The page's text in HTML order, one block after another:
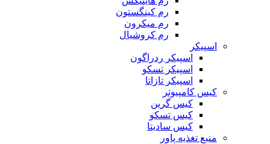
رم کینگستون
رم میکرون
رم کروشیال
اسپیکر
اسپیکر ردراگون
اسپیکر تسکو
اسپیکر تازاتا
کیس کامپیوتر
کیس گرین
کیس تسکو
کیس سادیتا
منبع تغذیه‌ پاور